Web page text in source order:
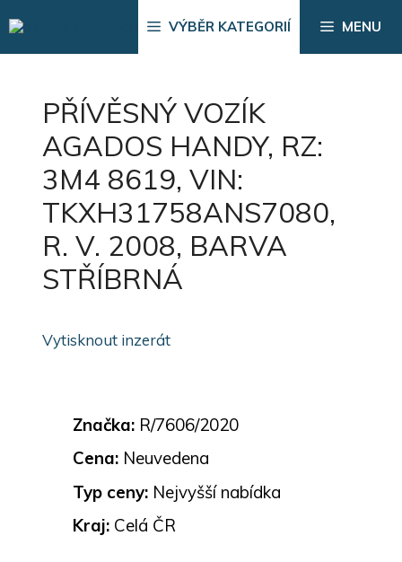
na
obsah
VÝBĚR KATEGORIÍ MENU
PŘÍVĚSNÝ VOZÍK
AGADOS HANDY, RZ:
3M4 8619, VIN:
TKXH31758ANS7080,
R. V. 2008, BARVA
STŘÍBRNÁ
Vytisknout inzerát
Značka: R/7606/2020
Cena: Neuvedena
Typ ceny: Nejvyšší nabídka
Kraj: Celá ČR